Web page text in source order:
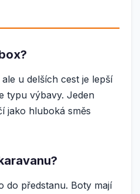
u delších cest je lepší
typu výbavy. Jeden
jako hluboká směs
do předstanu. Boty mají